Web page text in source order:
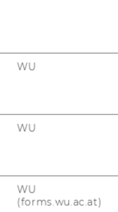
Kontakt
WU
WU
WU
(forms.wu.ac.at)